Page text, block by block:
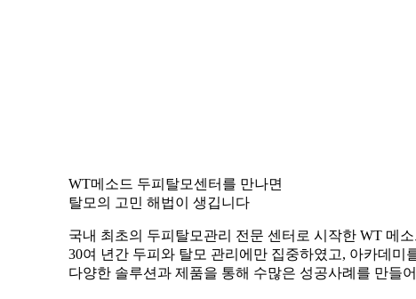
WT메소드 두피탈모센터를 만나면
탈모의 고민 해법이 생깁니다
국내 최초의 두피탈모관리 전문 센터로 시작한 WT 메
30여 년간 두피와 탈모 관리에만 집중하였고, 아카데미
다양한 솔루션과 제품을 통해 수많은 성공사례를 만들